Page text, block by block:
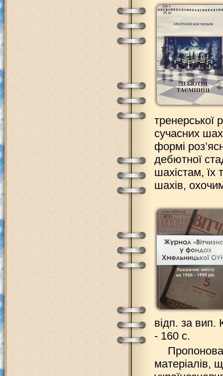
тренерської
сучасних
формі
дебютної
шахістам, їх
шахів,
відп. за
- 160 с.
матеріалів,